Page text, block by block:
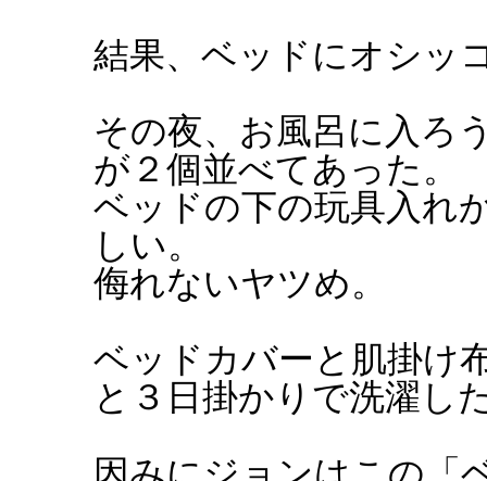
結果、ベッドにオシッ
その夜、お風呂に入ろ
が２個並べてあった。
ベッドの下の玩具入れ
しい。
侮れないヤツめ。
ベッドカバーと肌掛け
と３日掛かりで洗濯し